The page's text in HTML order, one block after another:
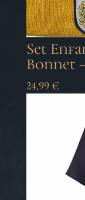
Set
Bonnet
24,99 €